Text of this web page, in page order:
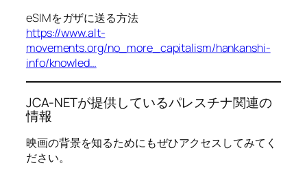
eSIMをガザに送る方法
https://www.alt-
movements.org/no_more_capitalism/hankanshi-
info/knowled…
JCA-NETが提供しているパレスチナ関連の
情報
映画の背景を知るためにもぜひアクセスしてみてく
ださい。